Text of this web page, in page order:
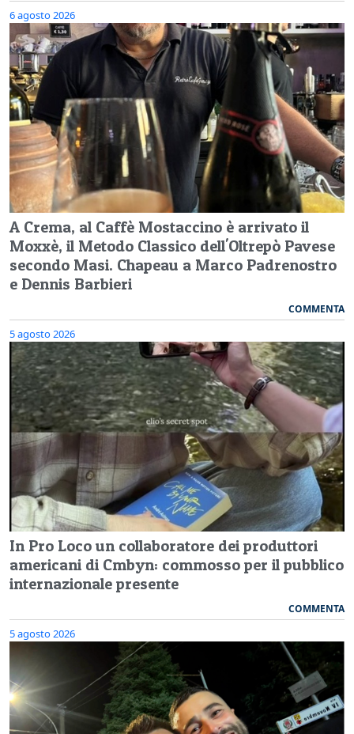
6 agosto 2026
A Crema, al Caffè Mostaccino è arrivato il
Moxxè, il Metodo Classico dell'Oltrepò Pavese
secondo Masi. Chapeau a Marco Padrenostro
e Dennis Barbieri
COMMENTA
5 agosto 2026
In Pro Loco un collaboratore dei produttori
americani di Cmbyn: commosso per il pubblico
internazionale presente
COMMENTA
5 agosto 2026